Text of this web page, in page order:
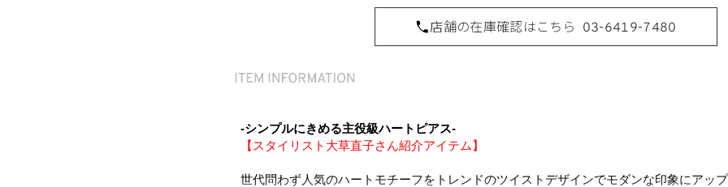
店舗の在庫確認はこちら 03-6419-7480
-シンプルにきめる主役級ハートピアス-
【スタイリスト大草直子さん紹介アイテム】
世代問わず人気のハートモチーフをトレンドのツイストデザインでモダンな印象にアップ